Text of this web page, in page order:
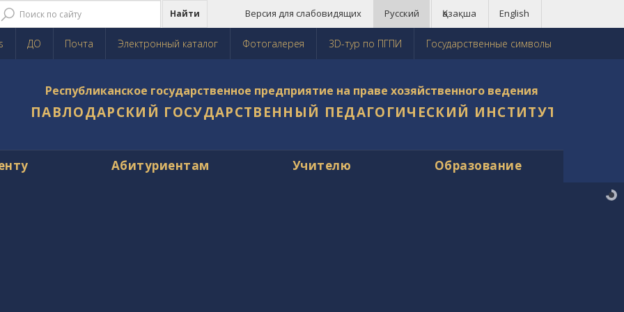
Найти Версия для слабовидящих Русский Қазақша
English
ДО Почта Электронный каталог Фотогалерея 3D-тур по ПГПИ Государственные символы
Республиканское государственное предприятие на праве хозяйственного ведения
ПАВЛОДАРСКИЙ ГОСУДАРСТВЕННЫЙ ПЕДАГОГИЧЕСКИЙ ИНСТИТУТ
Абитуриентам Учителю Образование